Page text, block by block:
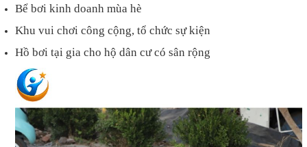
Bể bơi kinh doanh mùa hè
Khu vui chơi công cộng, tổ chức sự kiện
Hồ bơi tại gia cho hộ dân cư có sân rộng